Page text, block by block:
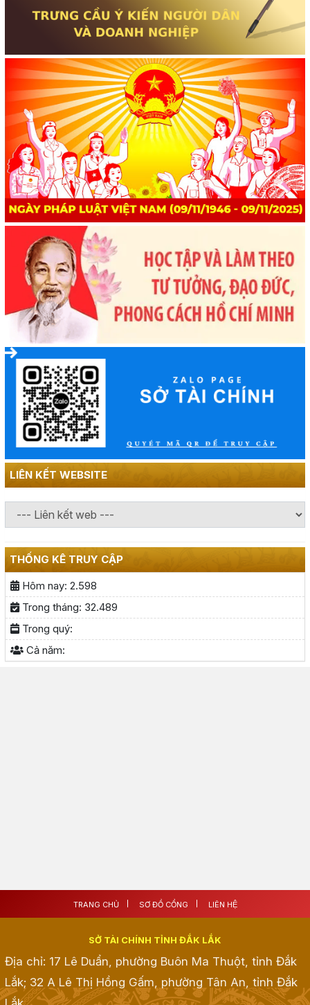
LIÊN KẾT WEBSITE
THỐNG KÊ TRUY CẬP
Hôm nay: 2.598
Trong tháng: 32.489
Trong quý:
Cả năm:
TRANG CHỦ SƠ ĐỒ CỔNG LIÊN HỆ
SỞ TÀI CHÍNH TỈNH ĐẮK LẮK
Địa chỉ: 17 Lê Duẩn, phường Buôn Ma Thuột, tỉnh Đắk
Lắk; 32 A Lê Thị Hồng Gấm, phường Tân An, tỉnh Đắk